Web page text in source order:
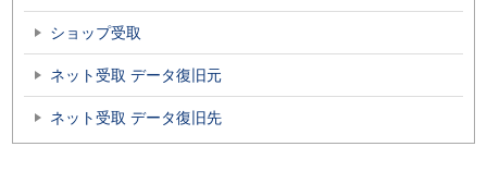
ショップ受取
ネット受取 データ復旧元
ネット受取 データ復旧先